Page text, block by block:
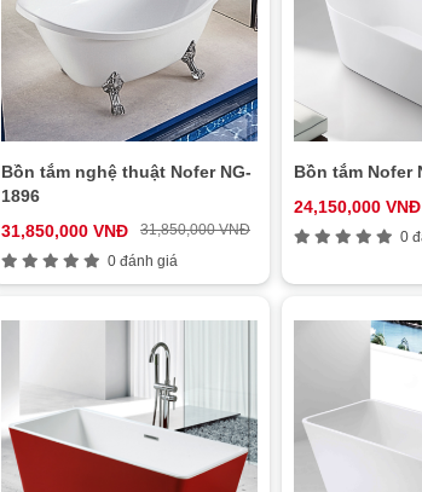
Bồn tắm nghệ thuật Nofer NG-
1896
31,850,000 VNĐ
31,850,000 VNĐ
0 đánh giá
Bồn tắm Nofer
24,150,000 VNĐ
0